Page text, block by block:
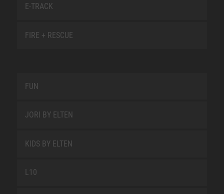
E-TRACK
FIRE + RESCUE
FUN
JORI BY ELTEN
KIDS BY ELTEN
L10